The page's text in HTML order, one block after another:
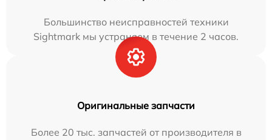
Большинство неисправностей техники
Sightmark мы устраняем в течение 2 часов.
Оригинальные запчасти
Более 20 тыс. запчастей от производителя в